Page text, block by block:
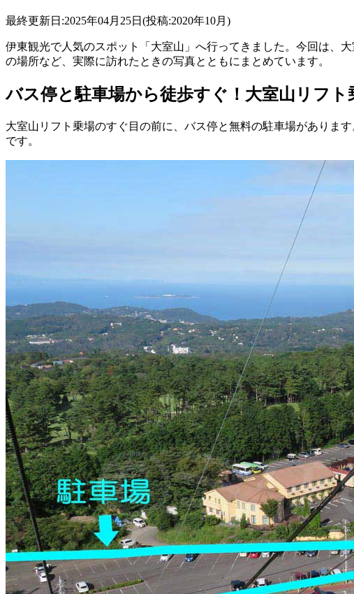
最終更新日:2025年04月25日(投稿:2020年10月)
伊東観光で人気のスポット「大室山」へ行ってきました。今回は、
の場所など、実際に訪れたときの写真とともにまとめています。
バス停と駐車場から徒歩すぐ！大室山リフト
大室山リフト乗場のすぐ目の前に、バス停と無料の駐車場がありま
です。